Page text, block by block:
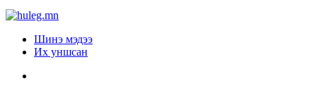
Шинэ мэдээ
Их уншсан